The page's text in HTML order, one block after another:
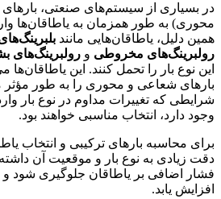
در بسیاری از سیستم‌های صنعتی،
محوری) به طور همزمان به یاطاقان‌ها
همین دلیل، یاطاقان‌هایی مانند
رولبرینگ‌های مخروطی و رولبرینگ‌های
این نوع بار را تحمل کنند. این یاطاقان‌ها
بارهای شعاعی و محوری را به طور مؤثر
شرایطی که تغییرات مداوم در نوع بار
وجود دارد، انتخاب مناسبی خواهند بود.
برای محاسبه بارهای ترکیبی و انتخاب
دقت زیادی به نوع بار و موقعیت آن داشته
فشار اضافی بر یاطاقان جلوگیری شود
افزایش یابد.